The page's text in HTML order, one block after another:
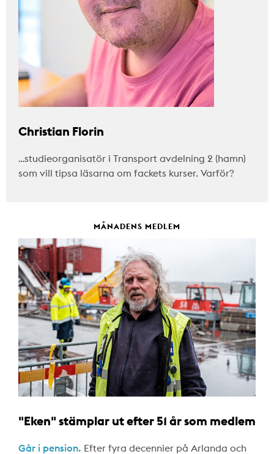
Christian Florin
…studieorganisatör i Transport avdelning 2 (hamn)
som vill tipsa läsarna om fackets kurser. Varför?
MÅNADENS MEDLEM
"Eken" stämplar ut efter 51 år som medlem
Går i pension. Efter fyra decennier på Arlanda och